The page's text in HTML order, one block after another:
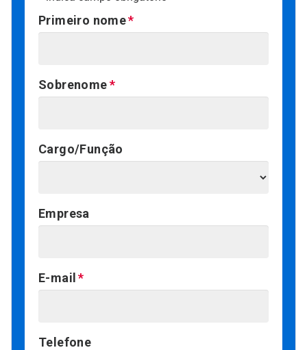
Primeiro nome
Sobrenome
Cargo/Função
Empresa
E-mail
Telefone